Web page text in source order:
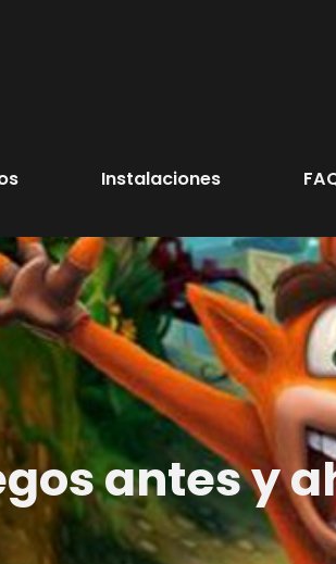
Instalaciones
antes y